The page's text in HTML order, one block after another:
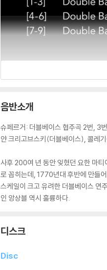
음반소개
슈페르거: 더블베이스 협주곡 2번, 3
얀 크리고브스키(더블베이스), 콜레
사후 200여 년 동안 잊혔던 요한 마
로 꼽히는데, 1770년대 후반에 만들
스케일이 크고 유려한 더블베이스 연
인 앙상블 역시 훌륭하다.
디스크
Disc